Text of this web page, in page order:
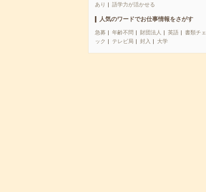
あり
語学力が活かせる
人気のワードでお仕事情報をさがす
急募 年齢不問 財団法人 英語
書類チェ
ック
テレビ局 封入 大学